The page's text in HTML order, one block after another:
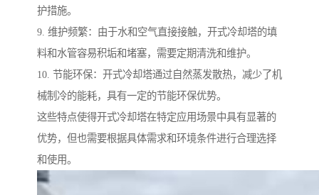
护措施。
9. 维护频繁：由于水和空气直接接触，开式冷却塔的填
料和水管容易积垢和堵塞，需要定期清洗和维护。
10. 节能环保：开式冷却塔通过自然蒸发散热，减少了机
械制冷的能耗，具有一定的节能环保优势。
这些特点使得开式冷却塔在特定应用场景中具有显著的
优势，但也需要根据具体需求和环境条件进行合理选择
和使用。